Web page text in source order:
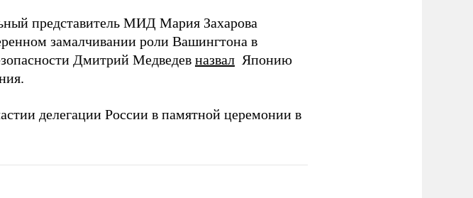
представитель МИД Мария Захарова
замалчивании роли Вашингтона в
Дмитрий Медведев назвал Японию
делегации России в памятной церемонии в